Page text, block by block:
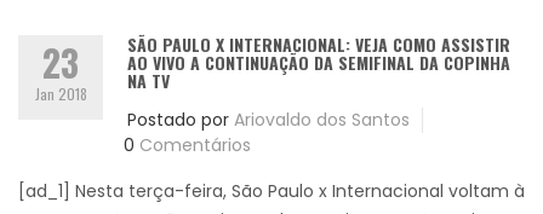
23
Jan 2018
SÃO PAULO X INTERNACIONAL: VEJA COMO ASSISTIR
AO VIVO A CONTINUAÇÃO DA SEMIFINAL DA COPINHA
NA TV
Postado por Ariovaldo dos Santos
0 Comentários
[ad_1] Nesta terça-feira, São Paulo x Internacional voltam à